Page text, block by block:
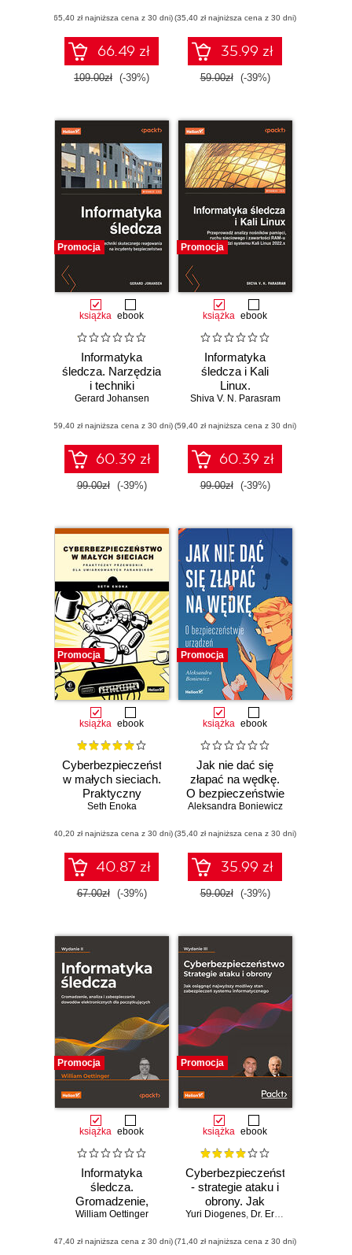
obrony przed
współczesnymi
niebezpieczeństwami.
Wydanie II
(65,40 zł najniższa cena z 30 dni)
66.49 zł
109.00zł (-39%)
organizacji
(35,40 zł najniższa cena z 30 dni)
35.99 zł
59.00zł (-39%)
Promocja
książka ebook
Informatyka
śledcza. Narzędzia
i techniki
skutecznego
incydenty
bezpieczeństwa.
Wydanie III
Gerard Johansen
(59,40 zł najniższa cena z 30 dni)
60.39 zł
99.00zł (-39%)
Promocja
książka ebook
Informatyka
śledcza i Kali
Linux.
Przeprowadź
pamięci, ruchu
sieciowego i
zawartości RAM-u
za pomocą
narzędzi systemu
Shiva V. N. Parasram
(59,40 zł najniższa cena z 30 dni)
60.39 zł
99.00zł (-39%)
Promocja
książka ebook
Cyberbezpieczeństwo
w małych sieciach.
Praktyczny
przewodnik dla
paranoików
Seth Enoka
(40,20 zł najniższa cena z 30 dni)
40.87 zł
67.00zł (-39%)
Promocja
książka ebook
Jak nie dać się
złapać na wędkę.
O bezpieczeństwie
urządzeń
Aleksandra Boniewicz
(35,40 zł najniższa cena z 30 dni)
35.99 zł
59.00zł (-39%)
Promocja
książka ebook
Informatyka
śledcza.
Gromadzenie,
analiza i
dowodów
William Oettinger
(47,40 zł najniższa cena z 30 dni)
Promocja
książka ebook
Cyberbezpieczeństwo
- strategie ataku i
obrony. Jak
osiągnąć
możliwy stan
Yuri Diogenes, Dr. Erdal Ozkaya
(71,40 zł najniższa cena z 30 dni)